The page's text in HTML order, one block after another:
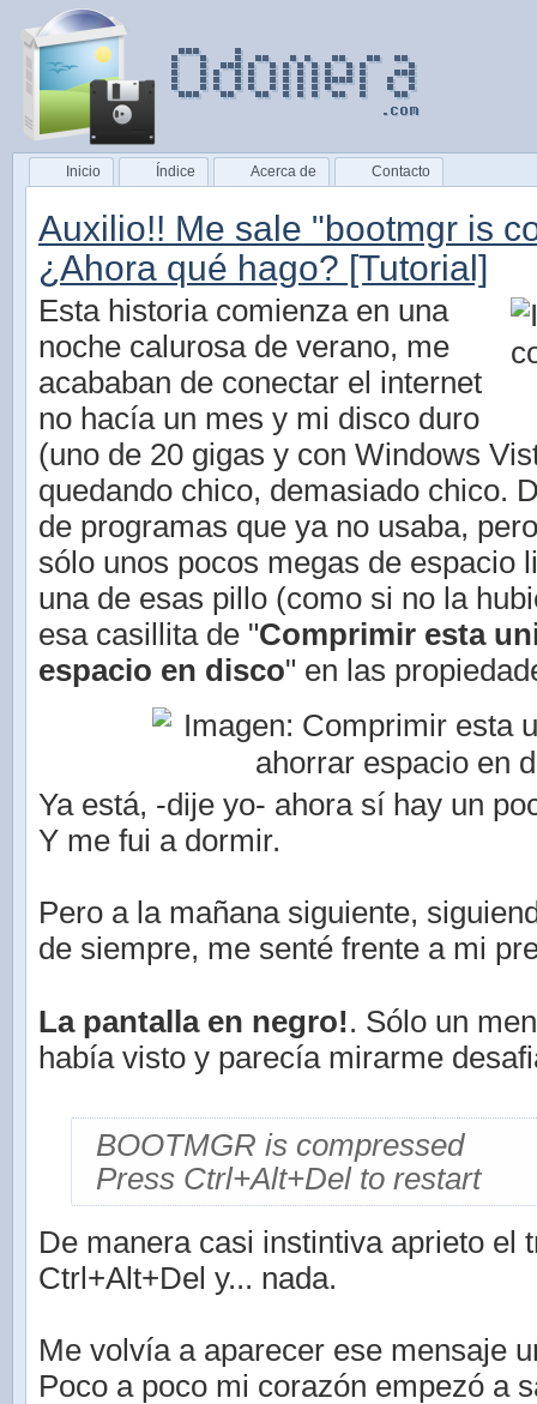
Inicio Índice Acerca de Contacto
Auxilio!! Me sale "bootmgr is
¿Ahora qué hago? [Tutorial]
Esta historia comienza en una
noche calurosa de verano, me
acababan de conectar el internet
no hacía un mes y mi disco duro
(uno de 20 gigas y con Windows
quedando chico, demasiado chico.
de programas que ya no usaba,
sólo unos pocos megas de espacio
una de esas pillo (como si no la
esa casillita de "Comprimir esta
espacio en disco" en las
Ya está, -dije yo- ahora sí hay un
Y me fui a dormir.
Pero a la mañana siguiente,
de siempre, me senté frente a mi
La pantalla en negro!. Sólo un
había visto y parecía mirarme
BOOTMGR is compressed
Press Ctrl+Alt+Del to restart
De manera casi instintiva aprieto el
Ctrl+Alt+Del y... nada.
Me volvía a aparecer ese mensaje
Poco a poco mi corazón empezó a